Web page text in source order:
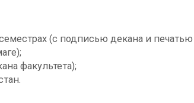
(с подписью декана и печатью
факультета);